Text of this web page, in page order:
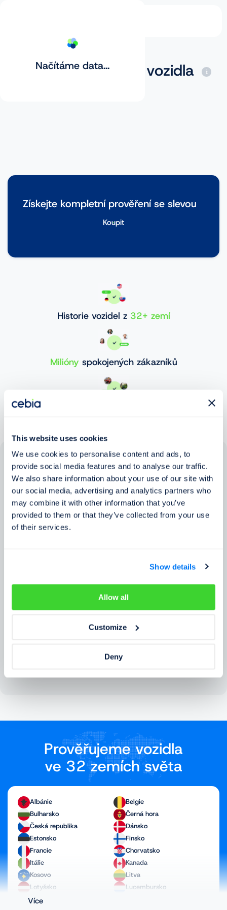
This website uses cookies
We use cookies to personalise content and ads, to
provide social media features and to analyse our traffic.
We also share information about your use of our site with
our social media, advertising and analytics partners who
may combine it with other information that you’ve
provided to them or that they’ve collected from your use
of their services.
Show details
Allow all
Customize
Deny
Načítáme data...
Základní prověření vozidla
Získejte kompletní prověření se slevou
Koupit
Historie vozidel z 32+ zemí
Milióny spokojených zákazníků
Zkušenosti zákazníků
Zjistěte, co o našem prověření říkají lidé
Prověřujeme vozidla
ve 32 zemích světa
Albánie
Belgie
Bulharsko
Černá hora
Česká republika
Dánsko
Estonsko
Finsko
Francie
Chorvatsko
Itálie
Kanada
Kosovo
Litva
Lotyšsko
Lucembursko
Maďarsko
Více